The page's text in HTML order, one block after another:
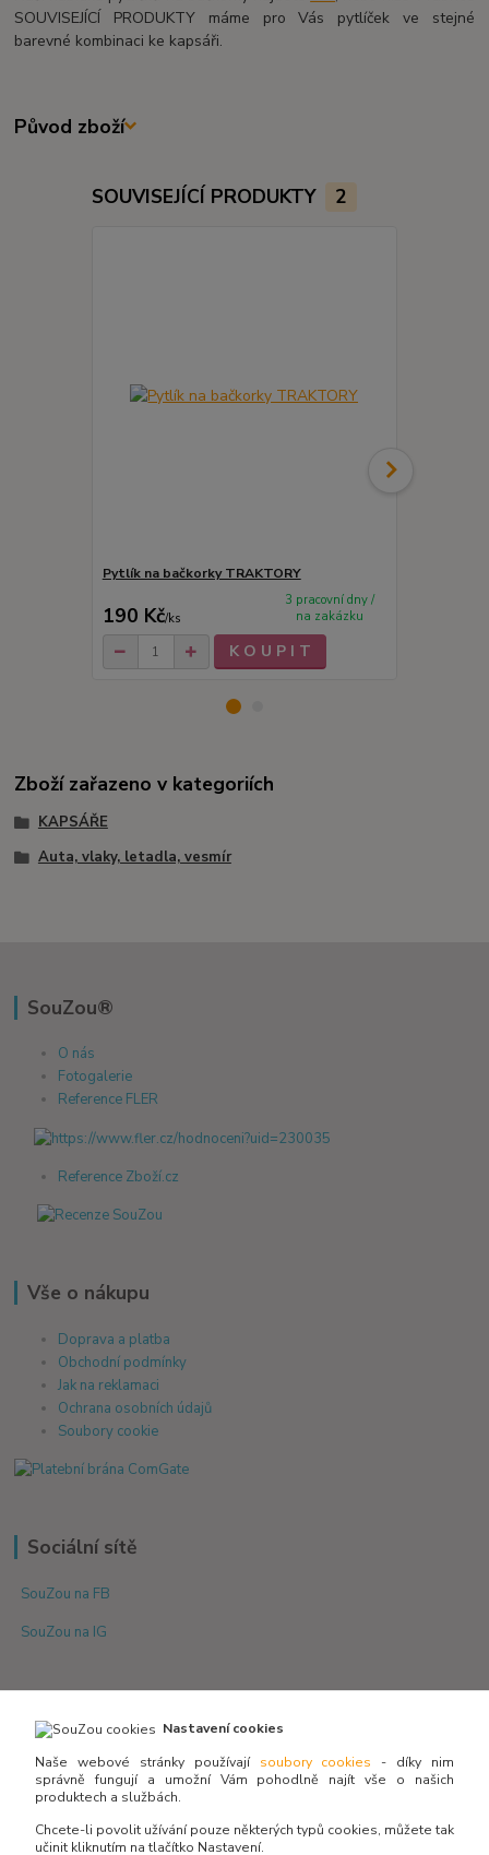
SOUVISEJÍCÍ PRODUKTY máme pro Vás pytlíček ve stejné
barevné kombinaci ke kapsáři.
Původ zboží
SOUVISEJÍCÍ PRODUKTY 2
Pytlík na bačkorky TRAKTORY
190 Kč/ks
3 pracovní dny /
na zakázku
K O U P I T
Zboží zařazeno v kategoriích
KAPSÁŘE
Auta, vlaky, letadla, vesmír
SouZou®
O nás
Fotogalerie
Reference FLER
Reference Zboží.cz
Vše o nákupu
Doprava a platba
Obchodní podmínky
Jak na reklamaci
Ochrana osobních údajů
Soubory cookie
Sociální sítě
SouZou na FB
SouZou na IG
Není skladem? Potřebujete poradit s výběrem?
Zeptejte se:
Nastavení cookies
Naše webové stránky používají soubory cookies - díky nim
správně fungují a umožní Vám pohodlně najít vše o našich
produktech a službách.
Chcete-li povolit užívání pouze některých typů cookies, můžete tak
učinit kliknutím na tlačítko Nastavení.